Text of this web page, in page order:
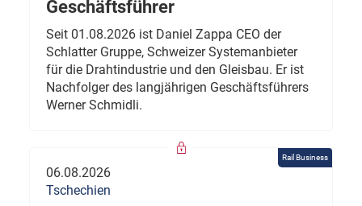
Geschäftsführer
Seit 01.08.2026 ist Daniel Zappa CEO der
Schlatter Gruppe, Schweizer Systemanbieter
für die Drahtindustrie und den Gleisbau. Er ist
Nachfolger des langjährigen Geschäftsführers
Werner Schmidli.
Rail Business
06.08.2026
Tschechien